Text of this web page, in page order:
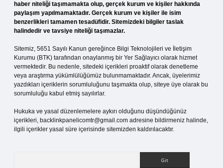
haber niteliği taşımamakta olup, gerçek kurum ve kişiler hakkında
paylaşım yapılmamaktadır. Gerçek kurum ve kişiler ile isim
benzerlikleri tamamen tesadüfidir. Sitemizdeki bilgiler taslak
halindedir ve tavsiye niteliği taşımazlar.
Sitemiz, 5651 Sayılı Kanun gereğince Bilgi Teknolojileri ve İletişim
Kurumu (BTK) tarafından onaylanmış bir Yer Sağlayıcı olarak hizmet
vermektedir. Bu nedenle, sitedeki içerikleri proaktif olarak denetleme
veya araştırma yükümlülüğümüz bulunmamaktadır. Ancak, üyelerimiz
yazdıkları içeriklerin sorumluluğunu taşımakta olup, siteye üye olarak bu
sorumluluğu kabul etmiş sayılırlar.
Hukuka ve yasal düzenlemelere aykırı olduğunu düşündüğünüz
içerikleri, backlinkpanelicomtr@gmail.com adresine bildirmeniz halinde,
ilgili içerikler yasal süre içerisinde sitemizden kaldırılacaktır.